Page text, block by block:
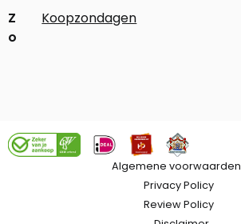
Z
o
Koopzondagen
Algemene voorwaarden
Privacy Policy
Review Policy